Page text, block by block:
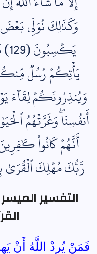
وَكَذَٰلِكَ نُوَلِّي بَعۡضَ
يَأۡتِكُمۡ رُسُلٞ
وَيُنذِرُونَكُمۡ لِقَآءَ
أَنفُسِنَاۖ وَغَرَّتۡهُمُ
رَّبُّكَ مُهۡلِكَ ٱلۡقُرَىٰ
فَمَنْ يُرِدْ اللَّهُ أَنْ